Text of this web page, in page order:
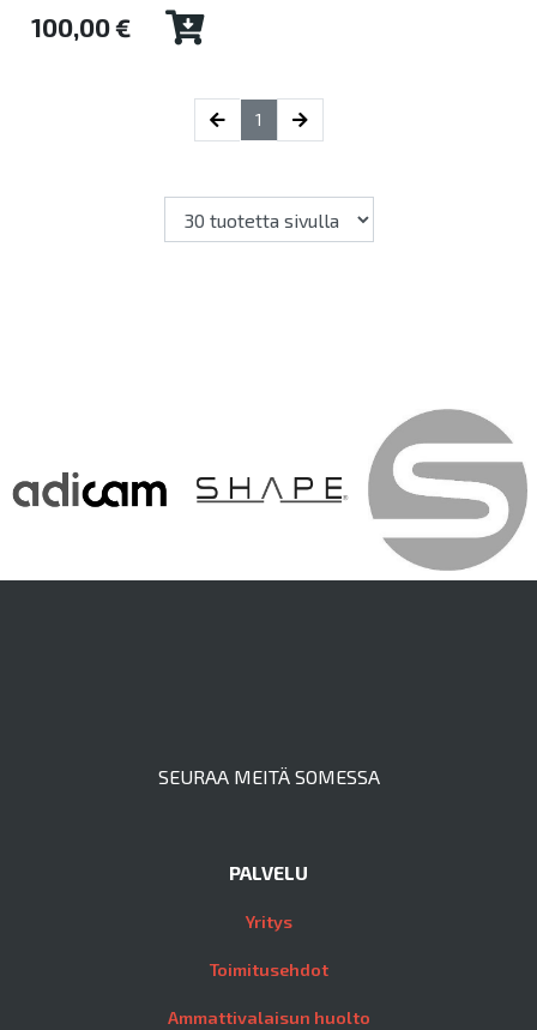
100,00 €
1 (current)
SEURAA MEITÄ SOMESSA
PALVELU
Yritys
Toimitusehdot
Ammattivalaisun huolto